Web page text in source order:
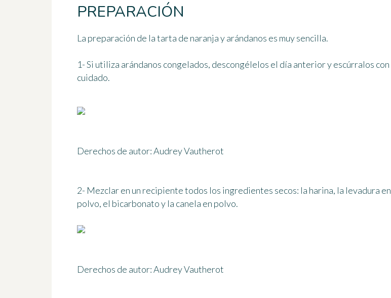
PREPARACIÓN
La preparación de la tarta de naranja y arándanos es muy sencilla.
1- Si utiliza arándanos congelados, descongélelos el día anterior y escúrralos con
cuidado.
Derechos de autor: Audrey Vautherot
2- Mezclar en un recipiente todos los ingredientes secos: la harina, la levadura en
polvo, el bicarbonato y la canela en polvo.
Derechos de autor: Audrey Vautherot